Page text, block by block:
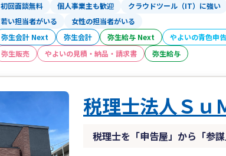
◎TTSマネジメント株式会社（
計）
■記帳代行のサポート
・クラウド会計導入運用支援サ
・記帳代行サービス
・アウトソーシングサービス
■保険代理店のエキスパート
初回面談無料 個人事業主も歓迎 クラウドツール（IT）に強い
若い担当者がいる
女性の担当者がいる
弥生会計 Next 弥生会計 弥生給与 Next やよいの青色申
弥生販売
やよいの見積・納品・請求書 弥生給与
税理士法人Ｓｕ
税理士を「申告屋」から「参謀